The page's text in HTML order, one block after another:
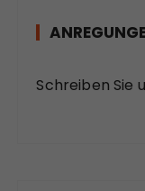
Schreiben Sie